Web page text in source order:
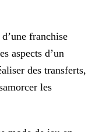
franchise
aspects d’un
des transferts,
les